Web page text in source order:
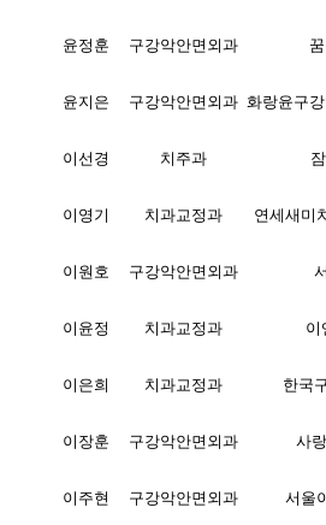
윤정훈 구강악안면외과
윤지은 구강악안면외과 화랑윤구
이선경 치주과
이영기 치과교정과 연세새미
이원호 구강악안면외과
이윤정 치과교정과 이
이은희 치과교정과 한국
이장훈 구강악안면외과 사
이주현 구강악안면외과 서울